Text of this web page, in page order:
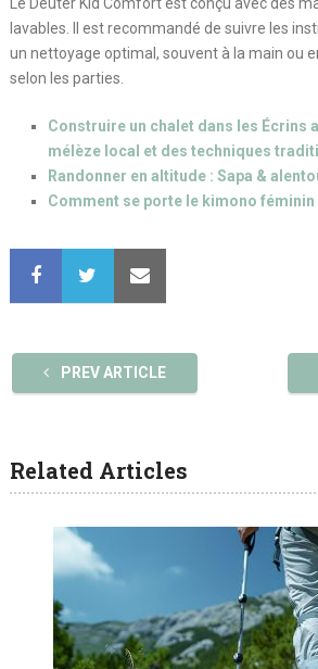
lavables. Il est recommandé de suivre les
un nettoyage optimal, souvent à la main ou
selon les parties.
Construire un chalet dans les Écrins
mélèze local et des techniques
Randonner en altitude : Sapa &
Comment se porte le kimono féminin
PREV ARTICLE
Related Articles